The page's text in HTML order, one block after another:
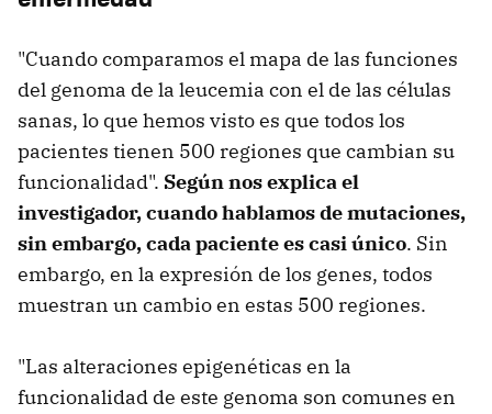
"Cuando comparamos el mapa de las funciones
del genoma de la leucemia con el de las células
sanas, lo que hemos visto es que todos los
pacientes tienen 500 regiones que cambian su
funcionalidad". Según nos explica el
investigador, cuando hablamos de mutaciones,
sin embargo, cada paciente es casi único. Sin
embargo, en la expresión de los genes, todos
muestran un cambio en estas 500 regiones.
"Las alteraciones epigenéticas en la
funcionalidad de este genoma son comunes en